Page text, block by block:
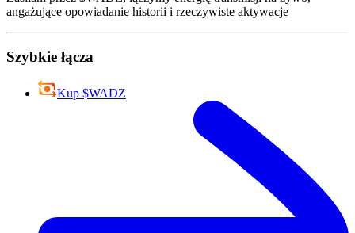
angażujące opowiadanie historii i rzeczywiste aktywacje
Szybkie łącza
Kup $WADZ